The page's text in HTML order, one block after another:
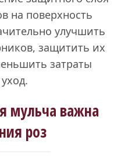
на поверхность
улучшить
защитить их
затраты
мульча важна
роз